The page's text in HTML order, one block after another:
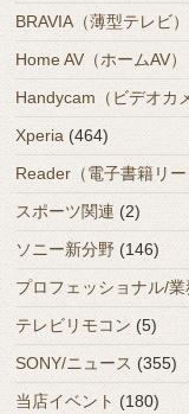
BRAVIA（薄型テレビ）
Home AV（ホームAV）
Handycam（ビデオカ
Xperia (464)
Reader（電子書籍リー
スポーツ関連 (2)
ソニー新分野 (146)
プロフェッショナル/
テレビリモコン (5)
SONY/ニュース (355)
当店イベント (180)